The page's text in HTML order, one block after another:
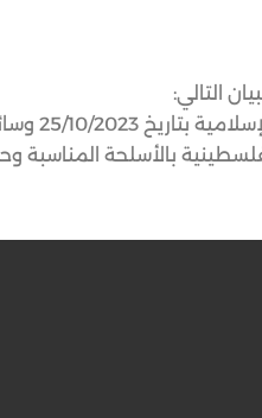
التالي:
بالأسلحة المناسبة